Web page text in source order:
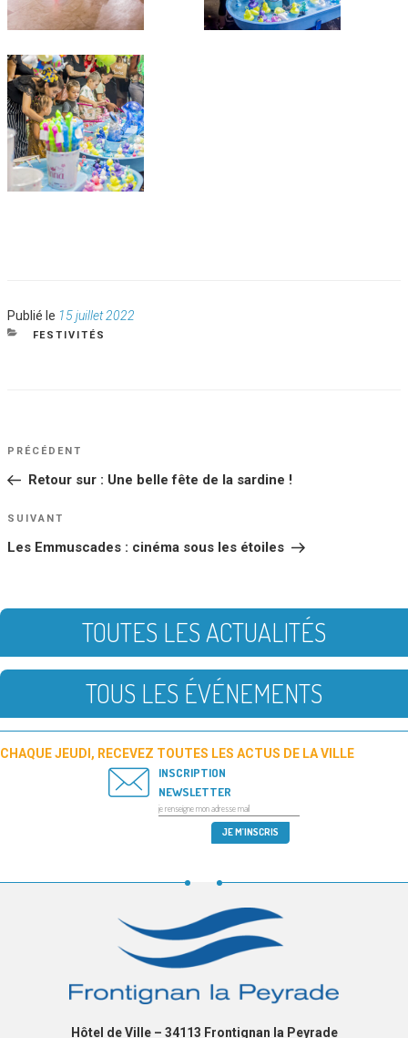
Publié le Publié
le
15 juillet 2022
CATÉGORIES
FESTIVITÉS
NAVIGATION
DE
Article
PRÉCÉDENT
Retour sur : Une belle fête de la sardine !
Article
SUIVANT
Les Emmuscades : cinéma sous les étoiles
TOUTES LES ACTUALITÉS
TOUS LES ÉVÉNEMENTS
CHAQUE JEUDI, RECEVEZ TOUTES LES ACTUS DE LA VILLE
INSCRIPTION
NEWSLETTER
Hôtel de Ville – 34113 Frontignan la Peyrade